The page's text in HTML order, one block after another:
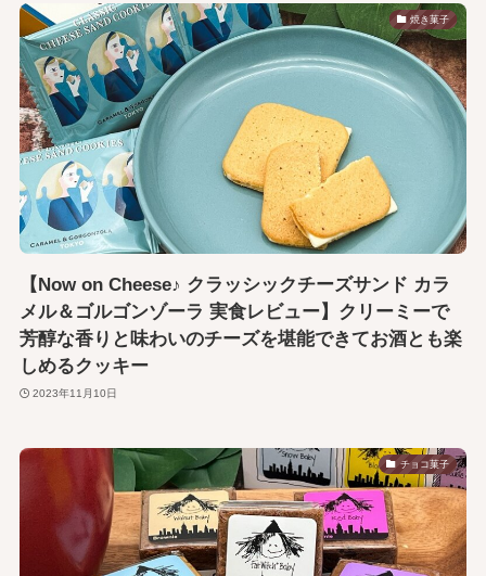
焼き菓子
【Now on Cheese♪ クラッシックチーズサンド カラ
メル＆ゴルゴンゾーラ 実食レビュー】クリーミーで
芳醇な香りと味わいのチーズを堪能できてお酒とも楽
しめるクッキー
2023年11月10日
チョコ菓子